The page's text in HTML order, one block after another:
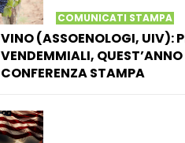
COMUNICATI STAMPA
VINO (ASSOENOLOGI, UIV):
VENDEMMIALI,
CONFERENZA STAMPA